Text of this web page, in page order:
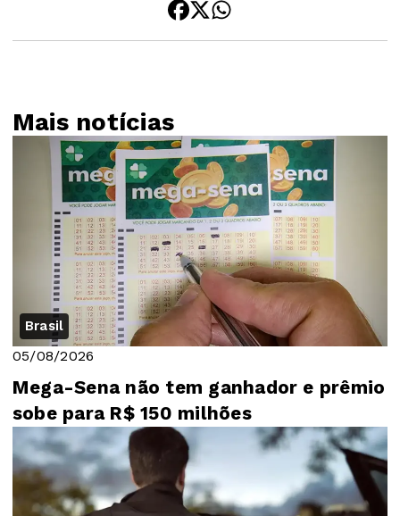
Mais notícias
Brasil
05/08/2026
Mega-Sena não tem ganhador e prêmio
sobe para R$ 150 milhões